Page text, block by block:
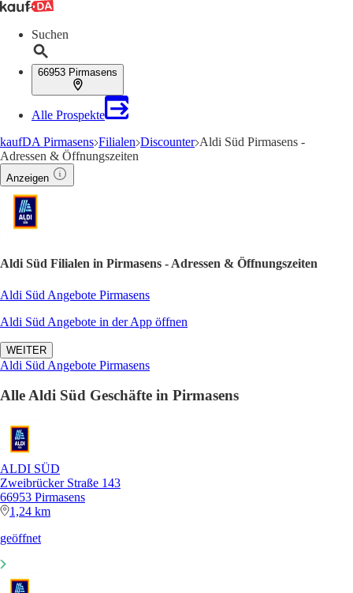
Suchen
66953 Pirmasens
Alle Prospekte
kaufDA Pirmasens Filialen Discounter Aldi Süd Pirmasens -
Adressen & Öffnungszeiten
Anzeigen
Aldi Süd Filialen in Pirmasens - Adressen & Öffnungszeiten
Aldi Süd Angebote Pirmasens
Aldi Süd Angebote in der App öffnen
WEITER
Aldi Süd Angebote Pirmasens
Alle Aldi Süd Geschäfte in Pirmasens
ALDI SÜD
Zweibrücker Straße 143
66953 Pirmasens
1,24 km
geöffnet